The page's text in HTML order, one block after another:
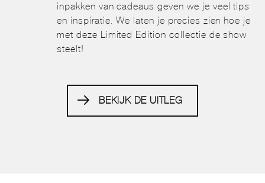
inpakken van cadeaus geven we je veel tips
en inspiratie. We laten je precies zien hoe je
met deze Limited Edition collectie de show
steelt!
BEKIJK DE UITLEG